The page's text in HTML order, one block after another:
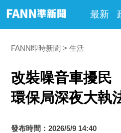
最新
FANN即時新聞 生活
改裝噪音車擾
環保局深夜大執
發布時間：2026/5/9 14:40